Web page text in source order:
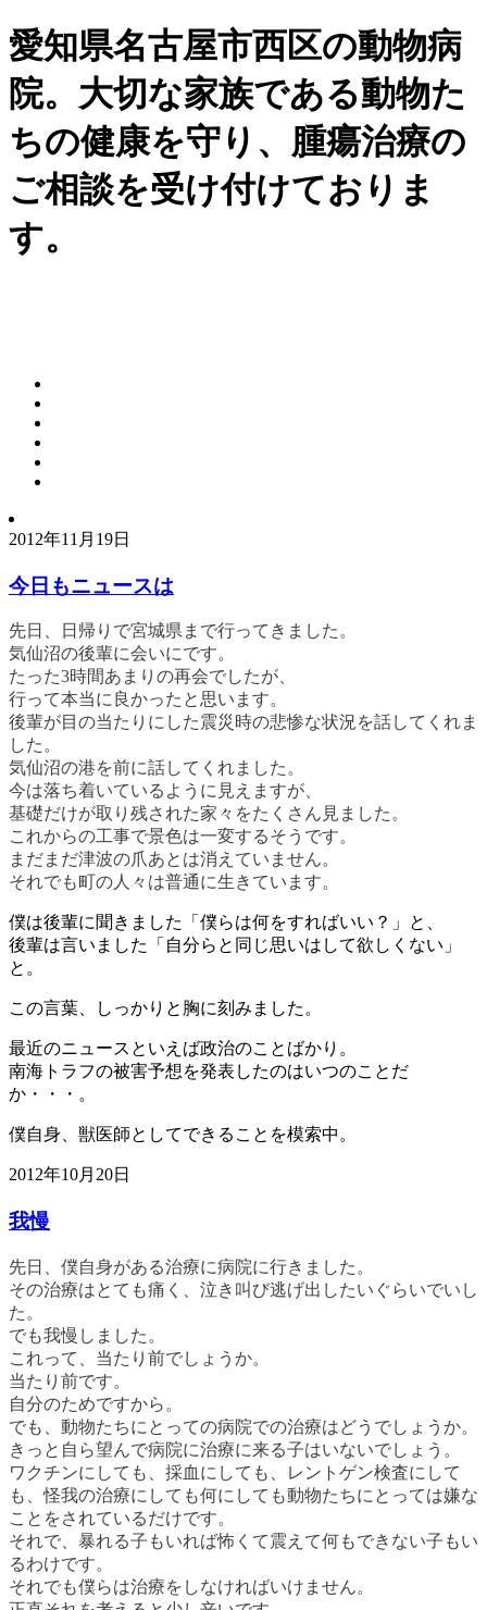
愛知県名古屋市西区の動物病
院。大切な家族である動物た
ちの健康を守り、腫瘍治療の
ご相談を受け付けておりま
す。
2012年11月19日
今日もニュースは
先日、日帰りで宮城県まで行ってきました。
気仙沼の後輩に会いにです。
たった3時間あまりの再会でしたが、
行って本当に良かったと思います。
後輩が目の当たりにした震災時の悲惨な状況を話してくれま
した。
気仙沼の港を前に話してくれました。
今は落ち着いているように見えますが、
基礎だけが取り残された家々をたくさん見ました。
これからの工事で景色は一変するそうです。
まだまだ津波の爪あとは消えていません。
それでも町の人々は普通に生きています。
僕は後輩に聞きました「僕らは何をすればいい？」と、
後輩は言いました「自分らと同じ思いはして欲しくない」
と。
この言葉、しっかりと胸に刻みました。
最近のニュースといえば政治のことばかり。
南海トラフの被害予想を発表したのはいつのことだ
か・・・。
僕自身、獣医師としてできることを模索中。
2012年10月20日
我慢
先日、僕自身がある治療に病院に行きました。
その治療はとても痛く、泣き叫び逃げ出したいぐらいでいし
た。
でも我慢しました。
これって、当たり前でしょうか。
当たり前です。
自分のためですから。
でも、動物たちにとっての病院での治療はどうでしょうか。
きっと自ら望んで病院に治療に来る子はいないでしょう。
ワクチンにしても、採血にしても、レントゲン検査にして
も、怪我の治療にしても何にしても動物たちにとっては嫌な
ことをされているだけです。
それで、暴れる子もいれば怖くて震えて何もできない子もい
るわけです。
それでも僕らは治療をしなければいけません。